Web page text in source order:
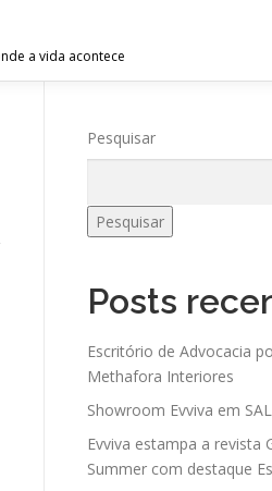
a vida acontece
Pesquisar
Pesquisar
Posts
Escritório de Advocacia
Methafora Interiores
Showroom Evviva em
Evviva estampa a revista
Summer com destaque